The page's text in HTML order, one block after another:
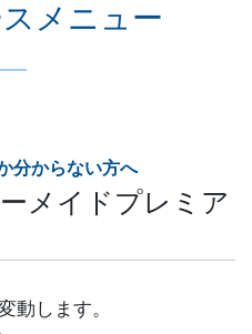
メニュー
分からない方へ
メイドプレミア
動します。